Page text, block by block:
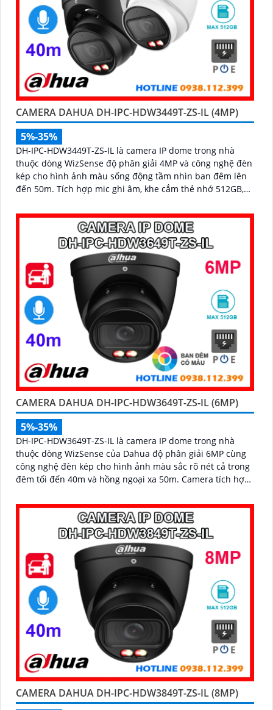
CAMERA DAHUA DH-IPC-HDW3449T-ZS-IL (4MP)
5%-35%
DH-IPC-HDW3449T-ZS-IL là camera IP dome trong nhà
thuộc dòng WizSense độ phân giải 4MP và công nghệ đèn
kép cho hình ảnh màu sống động tầm nhìn ban đêm lên
đến 50m. Tích hợp mic ghi âm, khe cắm thẻ nhớ 512GB,
phương tiện, camera mang đến giải pháp giám sát an
ninh thông minh, hiệu quả phù hợp lắp đặt tại gia đình,
văn phòng
CAMERA DAHUA DH-IPC-HDW3649T-ZS-IL (6MP)
5%-35%
DH-IPC-HDW3649T-ZS-IL là camera IP dome trong nhà
thuộc dòng WizSense của Dahua độ phân giải 6MP cùng
công nghệ đèn kép cho hình ảnh màu sắc rõ nét cả trong
đêm tối đến 40m và hồng ngoại xa 50m. Camera tích hợp
năng phát hiện chính xác người và phương tiện, nâng cao
hiệu quả giám sát an ninh hỗ trợ PoE và giá rẻ hiệu quả
CAMERA DAHUA DH-IPC-HDW3849T-ZS-IL (8MP)